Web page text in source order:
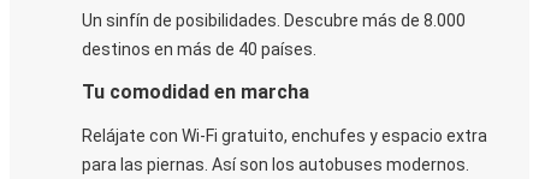
Un sinfín de posibilidades. Descubre más de 8.000
destinos en más de 40 países.
Tu comodidad en marcha
Relájate con Wi-Fi gratuito, enchufes y espacio extra
para las piernas. Así son los autobuses modernos.